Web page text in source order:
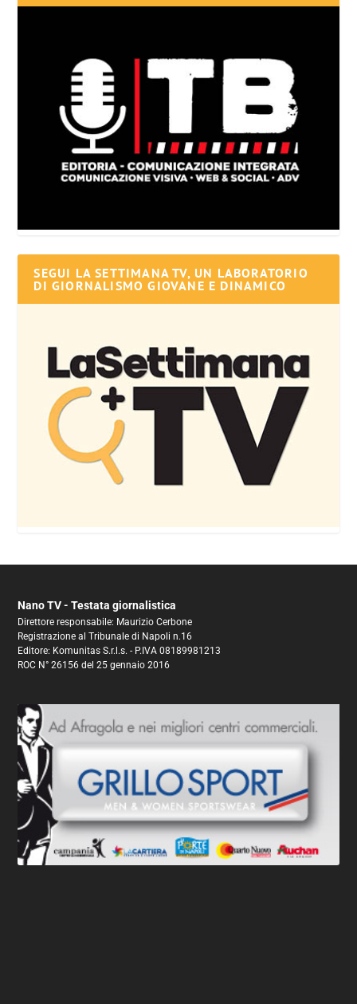
SEGUI LA SETTIMANA TV, UN LABORATORIO
DI GIORNALISMO GIOVANE E DINAMICO
Nano TV - Testata giornalistica
Direttore responsabile: Maurizio Cerbone
Registrazione al Tribunale di Napoli n.16
Editore: Komunitas S.r.l.s. - P.IVA 08189981213
ROC N° 26156 del 25 gennaio 2016